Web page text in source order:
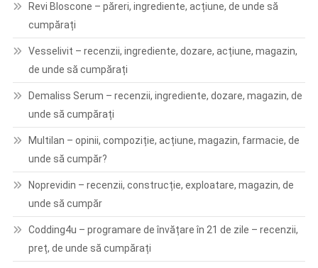
Revi Bloscone – păreri, ingrediente, acțiune, de unde să
cumpărați
Vesselivit – recenzii, ingrediente, dozare, acțiune, magazin,
de unde să cumpărați
Demaliss Serum – recenzii, ingrediente, dozare, magazin, de
unde să cumpărați
Multilan – opinii, compoziție, acțiune, magazin, farmacie, de
unde să cumpăr?
Noprevidin – recenzii, construcție, exploatare, magazin, de
unde să cumpăr
Codding4u – programare de învățare în 21 de zile – recenzii,
preț, de unde să cumpărați